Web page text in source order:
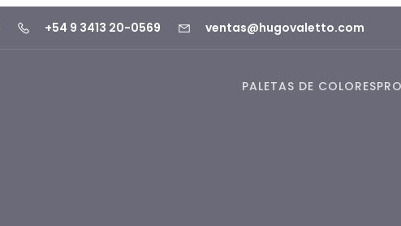
+54 9 3413 20-0569 ventas@hugovaletto.com
PALETAS DE COLORES